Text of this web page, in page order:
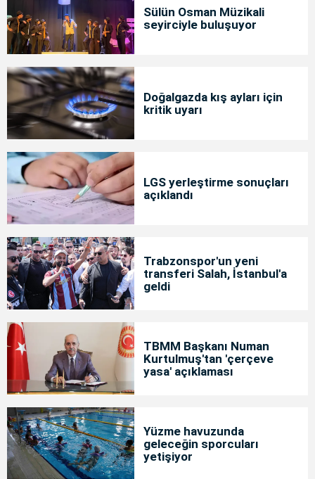
Sülün Osman Müzikali
seyirciyle buluşuyor
Doğalgazda kış ayları için
kritik uyarı
LGS yerleştirme sonuçları
açıklandı
Trabzonspor'un yeni
transferi Salah, İstanbul'a
geldi
TBMM Başkanı Numan
Kurtulmuş'tan 'çerçeve
yasa' açıklaması
Yüzme havuzunda
geleceğin sporcuları
yetişiyor